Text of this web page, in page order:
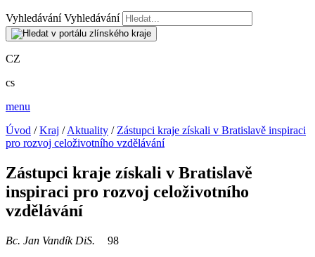
Vyhledávání Vyhledávání
CZ
cs
menu
Úvod /Kraj /Aktuality / Zástupci kraje získali v Bratislavě inspiraci
pro rozvoj celoživotního vzdělávání
Zástupci kraje získali v Bratislavě
inspiraci pro rozvoj celoživotního
vzdělávání
Bc. Jan Vandík DiS.
98